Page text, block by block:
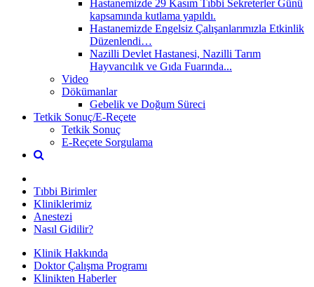
Hastanemizde 29 Kasım Tıbbi Sekreterler Günü
kapsamında kutlama yapıldı.
Hastanemizde Engelsiz Çalışanlarımızla Etkinlik
Düzenlendi…
Nazilli Devlet Hastanesi, Nazilli Tarım
Hayvancılık ve Gıda Fuarında...
Video
Dökümanlar
Gebelik ve Doğum Süreci
Tetkik Sonuç/E-Reçete
Tetkik Sonuç
E-Reçete Sorgulama
Tıbbi Birimler
Kliniklerimiz
Anestezi
Nasıl Gidilir?
Klinik Hakkında
Doktor Çalışma Programı
Klinikten Haberler